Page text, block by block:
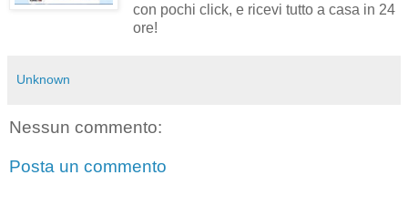
con pochi click, e ricevi tutto a casa in 24
ore!
Unknown
Nessun commento:
Posta un commento